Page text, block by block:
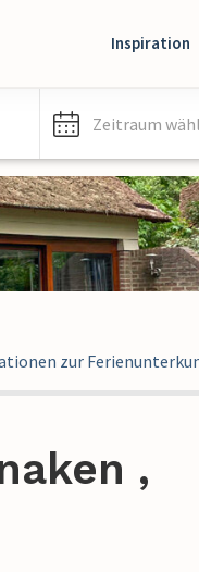
Inspiration
Zeitraum
zur
,